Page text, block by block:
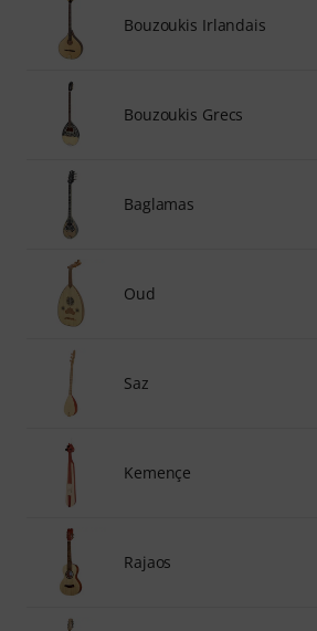
Bouzoukis Irlandais
Bouzoukis Grecs
Baglamas
Oud
Saz
Kemençe
Rajaos